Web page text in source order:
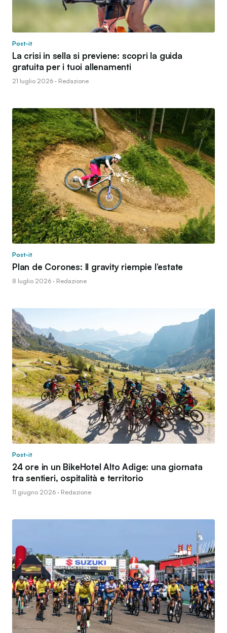
Post-it
La crisi in sella si previene: scopri la guida
gratuita per i tuoi allenamenti
21 luglio 2026 · Redazione
Post-it
Plan de Corones: Il gravity riempie l’estate
8 luglio 2026 · Redazione
Post-it
24 ore in un BikeHotel Alto Adige: una giornata
tra sentieri, ospitalità e territorio
11 giugno 2026 · Redazione